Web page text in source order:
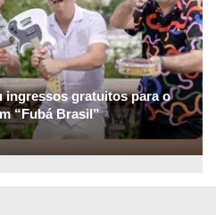
gratuitos para o
“Fubá Brasil”